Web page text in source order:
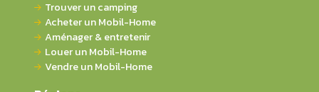
Trouver un camping
Acheter un Mobil-Home
Aménager & entretenir
Louer un Mobil-Home
Vendre un Mobil-Home